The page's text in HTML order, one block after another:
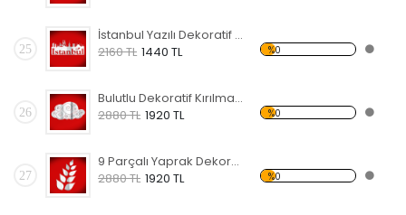
25
İstanbul Yazılı Dekoratif Kırılmaz Ayna
2160 TL 1440 TL %0
26
Bulutlu Dekoratif Kırılmaz Ayna
2880 TL 1920 TL %0
27
9 Parçalı Yaprak Dekoratif Kırılmaz Ayna
2880 TL 1920 TL %0